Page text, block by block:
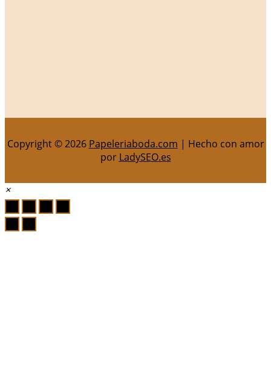
Copyright © 2026 Papeleriaboda.com | Hecho con amor
por LadySEO.es
×